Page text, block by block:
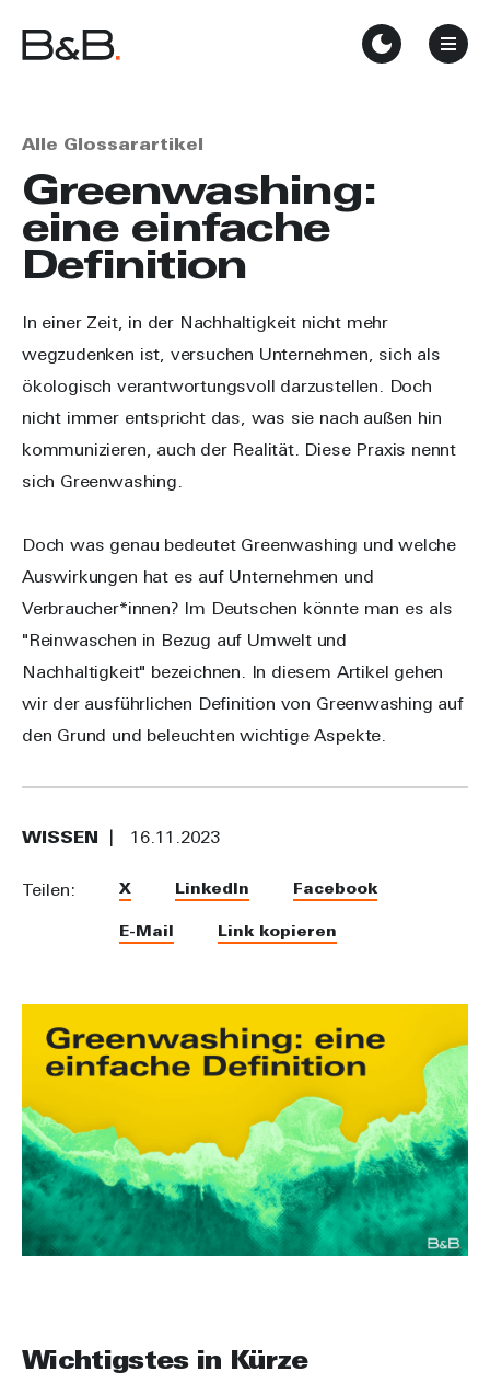
Alle Glossarartikel
Greenwashing:
eine einfache
Definition
In einer Zeit, in der Nachhaltigkeit nicht mehr
wegzudenken ist, versuchen Unternehmen, sich als
ökologisch verantwortungsvoll darzustellen. Doch
nicht immer entspricht das, was sie nach außen hin
kommunizieren, auch der Realität. Diese Praxis nennt
sich Greenwashing.
Doch was genau bedeutet Greenwashing und welche
Auswirkungen hat es auf Unternehmen und
Verbraucher*innen? Im Deutschen könnte man es als
"Reinwaschen in Bezug auf Umwelt und
Nachhaltigkeit" bezeichnen. In diesem Artikel gehen
wir der ausführlichen Definition von Greenwashing auf
den Grund und beleuchten wichtige Aspekte.
WISSEN 16.11.2023
Teilen: X LinkedIn Facebook
E-Mail Link kopieren
Wichtigstes in Kürze